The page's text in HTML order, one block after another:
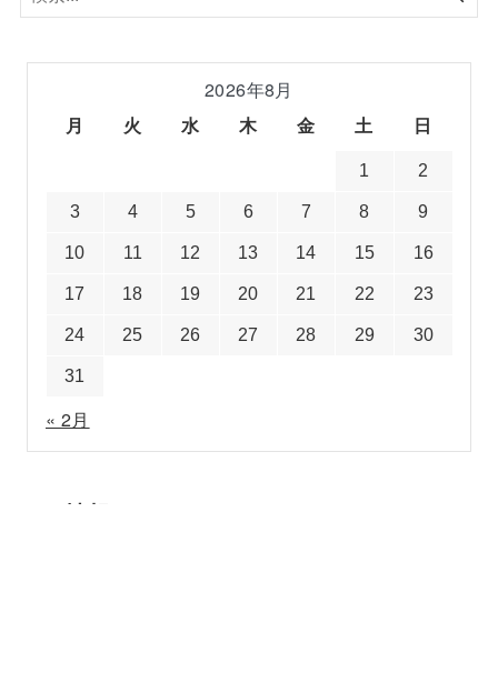
2026年8月
月
火 水 木 金 土 日
1 2
3 4 5 6 7 8 9
10 11 12 13 14 15 16
17 18 19 20 21 22 23
24 25 26 27 28 29 30
31
« 2月
メタ情報